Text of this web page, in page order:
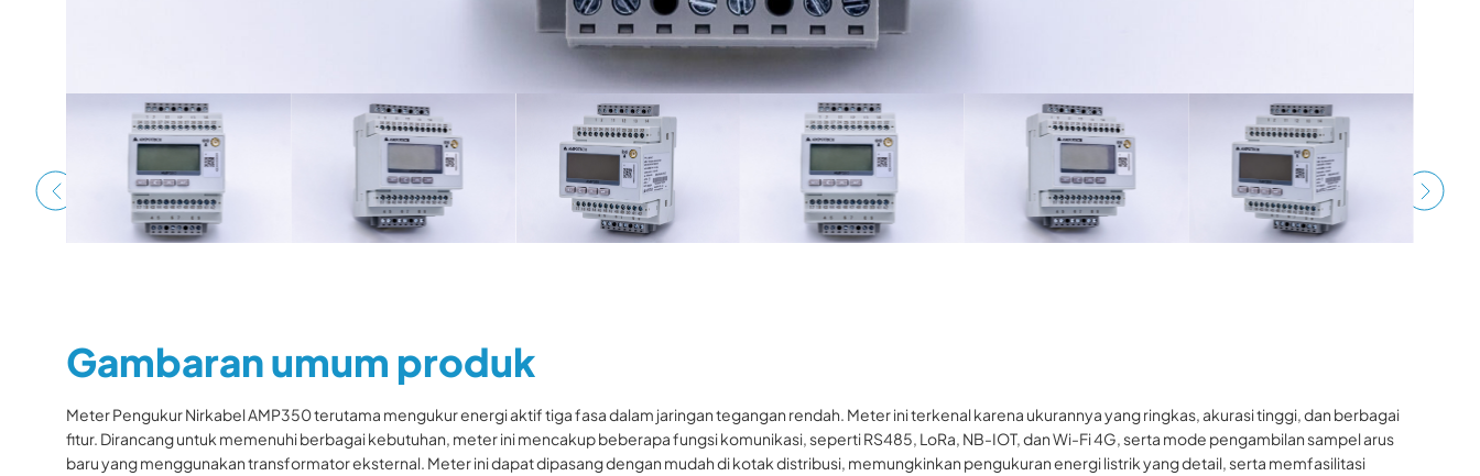
Gambaran umum produk
Meter Pengukur Nirkabel AMP350 terutama mengukur energi aktif tiga fasa dalam jaringan tegangan rendah. Meter ini terkenal karena ukurannya yang ringkas, akurasi tinggi, dan berbagai
fitur. Dirancang untuk memenuhi berbagai kebutuhan, meter ini mencakup beberapa fungsi komunikasi, seperti RS485, LoRa, NB-IOT, dan Wi-Fi 4G, serta mode pengambilan sampel arus
baru yang menggunakan transformator eksternal. Meter ini dapat dipasang dengan mudah di kotak distribusi, memungkinkan pengukuran energi listrik yang detail, serta memfasilitasi